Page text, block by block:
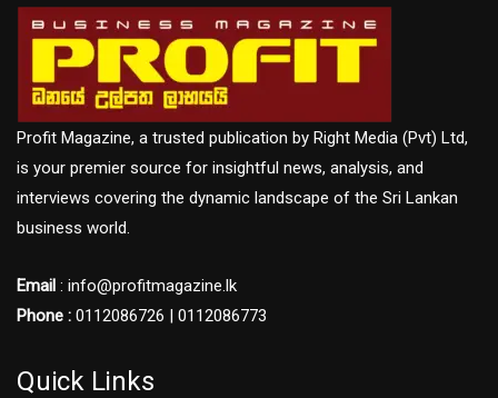
Profit Magazine, a trusted publication by Right Media (Pvt) Ltd,
is your premier source for insightful news, analysis, and
interviews covering the dynamic landscape of the Sri Lankan
business world.
Email : info@profitmagazine.lk
Phone : 0112086726 | 0112086773
Quick Links